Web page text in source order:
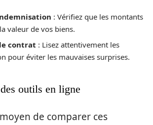
: Vérifiez que les montants
valeur de vos biens.
contrat : Lisez attentivement les
pour éviter les mauvaises surprises.
outils en ligne
de comparer ces